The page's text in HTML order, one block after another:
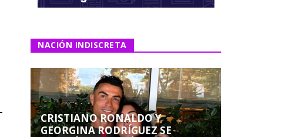
NACIÓN INDISCRETA
CRISTIANO RONALDO Y
GEORGINA RODRÍGUEZ SE